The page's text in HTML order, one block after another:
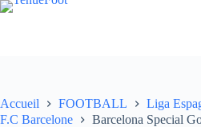
Passer
Accueil FOOTBALL
Liga
F.C Barcelone
Barcelona Special